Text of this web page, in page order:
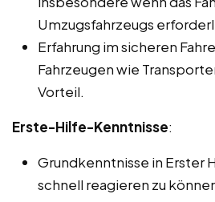
Umzugsfahrzeugs
Erfahrung im sicheren
Fahrzeugen wie
Vorteil.
Erste-Hilfe-Kenntnisse:
Grundkenntnisse in Erster
schnell reagieren zu